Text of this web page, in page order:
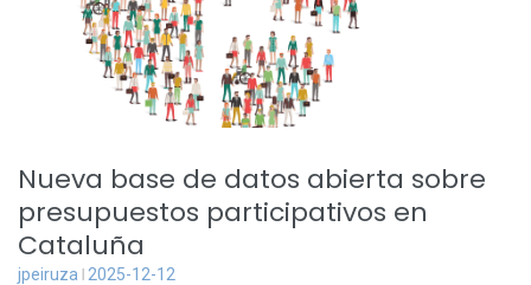
Nueva base de datos abierta sobre
presupuestos participativos en
Cataluña
jpeiruza 2025-12-12